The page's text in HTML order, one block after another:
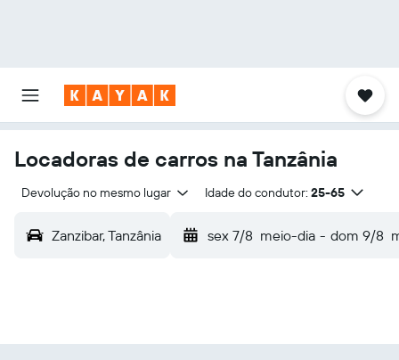
Locadoras de carros na Tanzânia
Devolução no mesmo lugar Idade do condutor: 25-65
Zanzibar, Tanzânia sex 7/8 meio-dia - dom 9/8